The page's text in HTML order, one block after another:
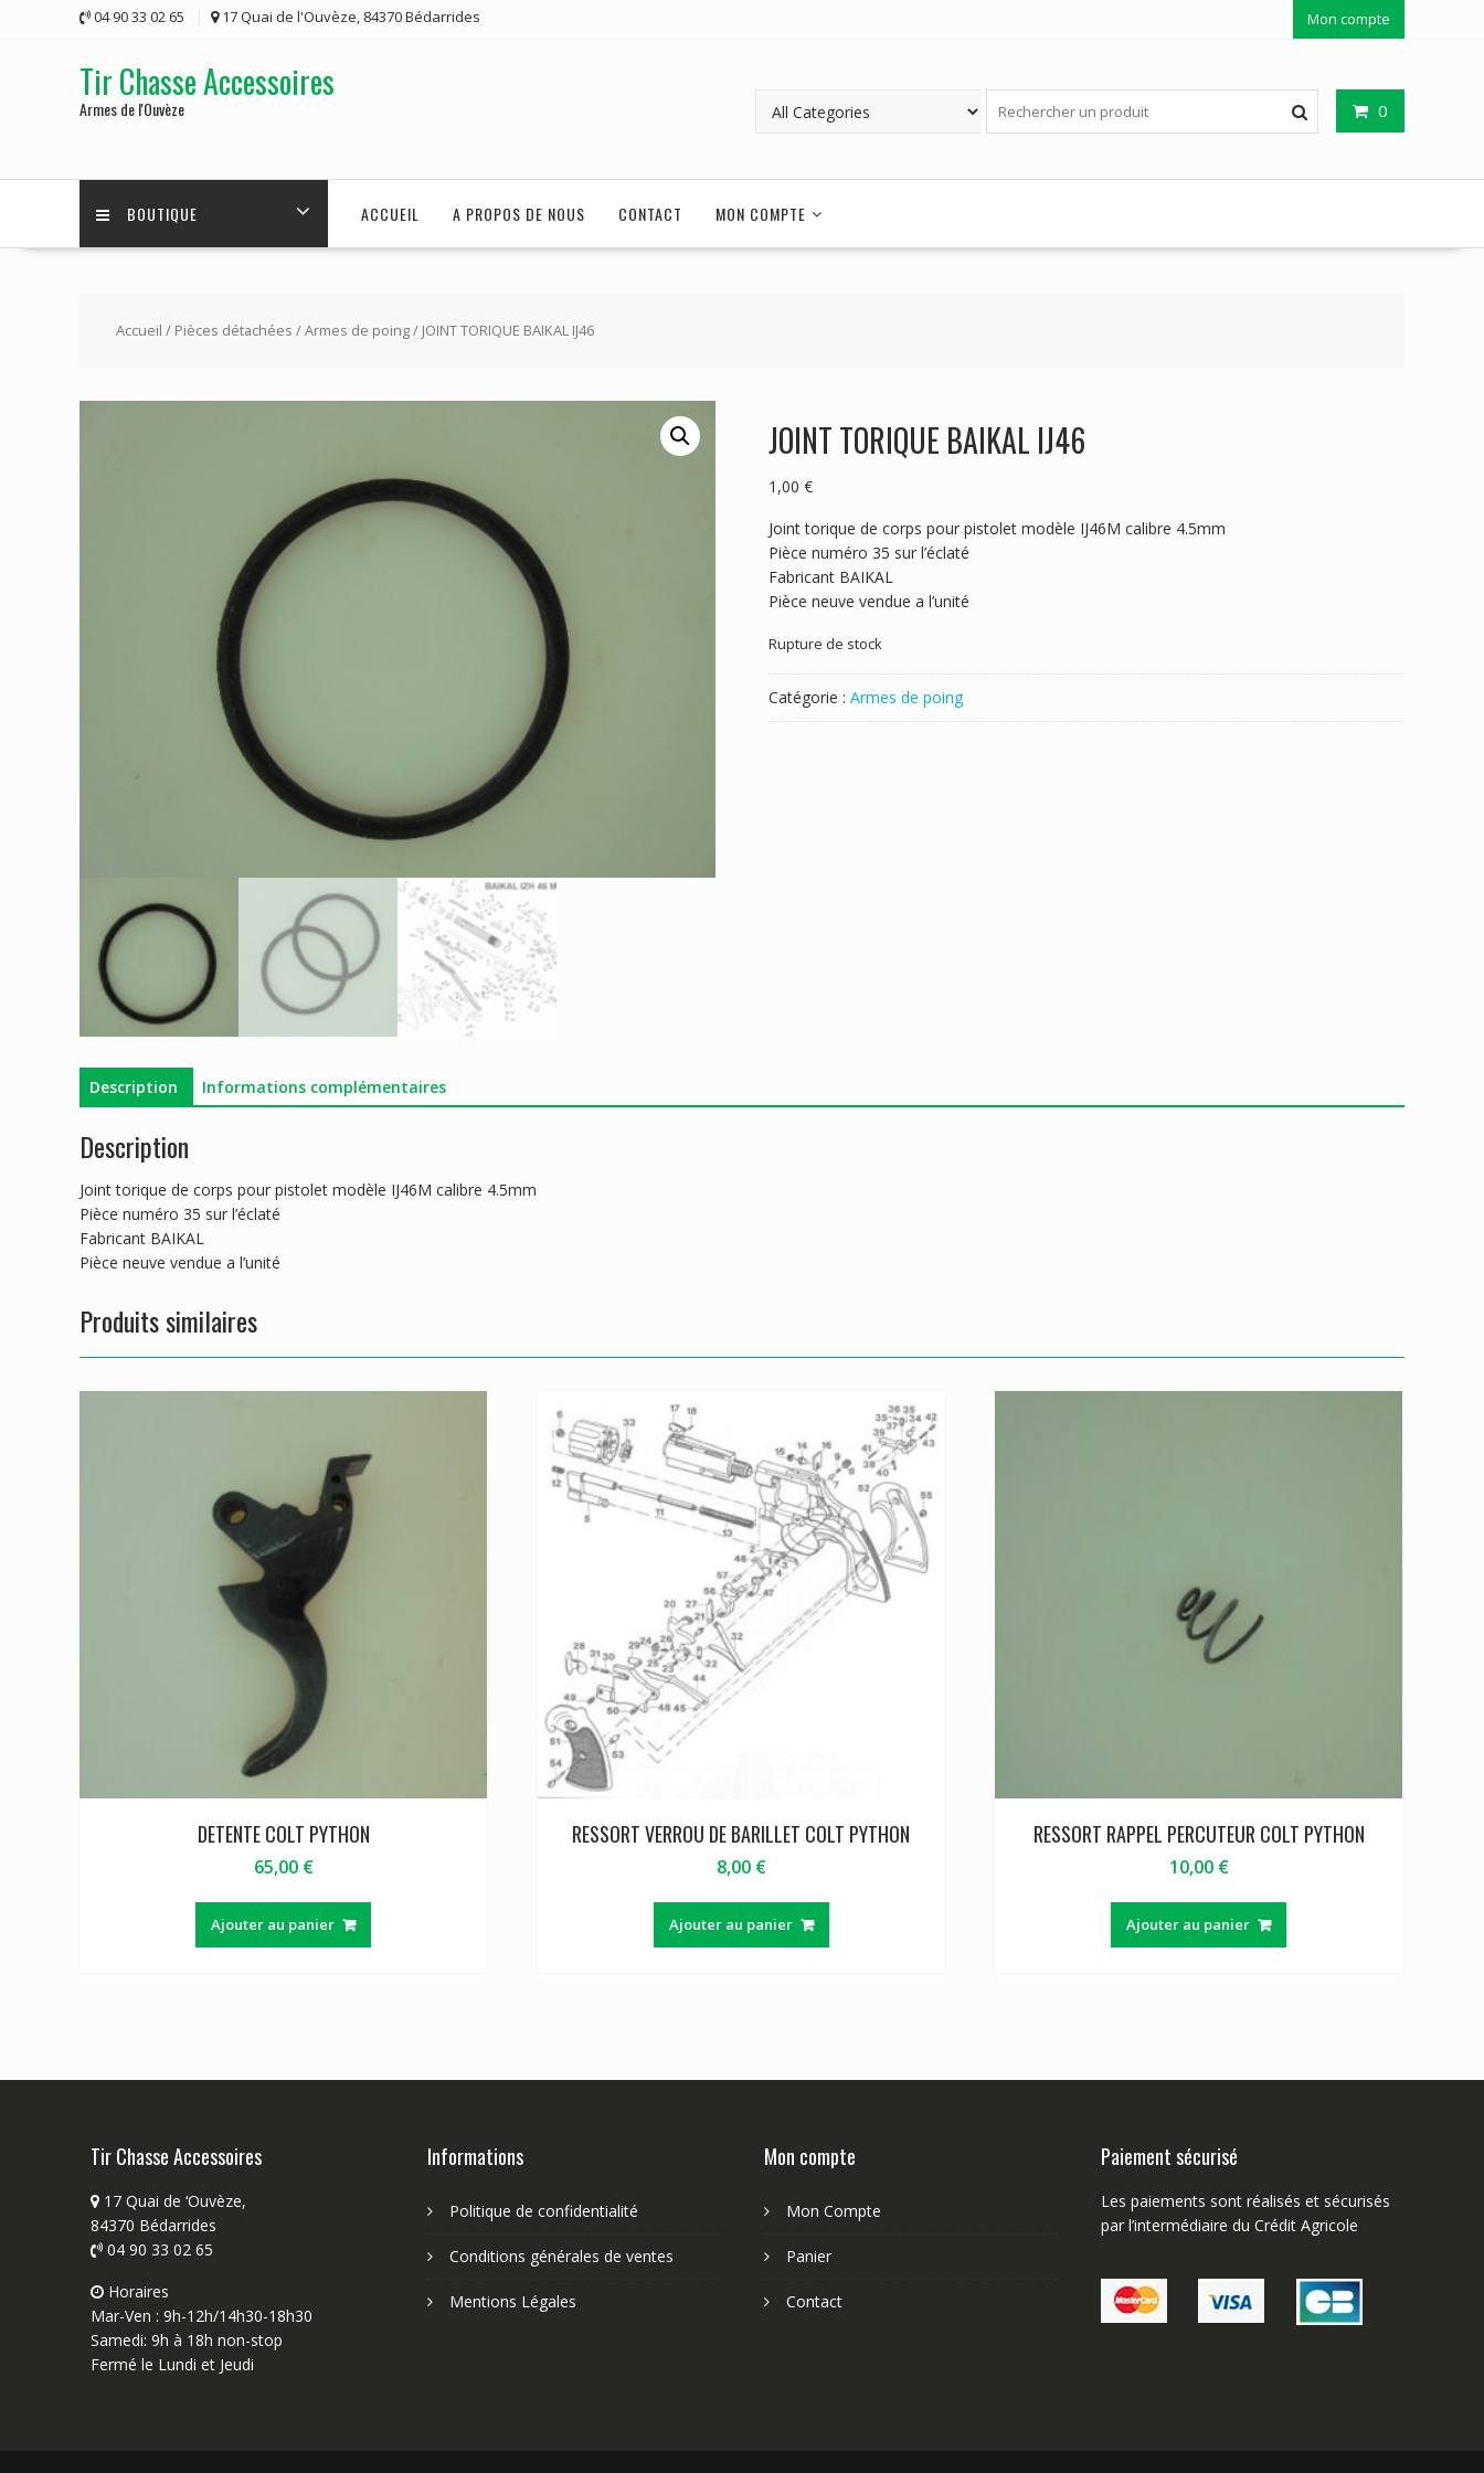
04 90 33 02 65 17 Quai de l'Ouvèze, 84370 Bédarrides Mon compte
Tir Chasse Accessoires
Armes de l'Ouvèze 0
BOUTIQUE ACCUEIL A PROPOS DE NOUS CONTACT MON COMPTE
Accueil / Pièces détachées /Armes de poing/ JOINT TORIQUE BAIKAL IJ46
JOINT TORIQUE BAIKAL IJ46
1,00 €
Joint torique de corps pour pistolet modèle IJ46M calibre 4.5mm
Pièce numéro 35 sur l’éclaté
Fabricant BAIKAL
Pièce neuve vendue a l’unité
Rupture de stock
Catégorie : Armes de poing
Description Informations complémentaires
Description
Joint torique de corps pour pistolet modèle IJ46M calibre 4.5mm
Pièce numéro 35 sur l’éclaté
Fabricant BAIKAL
Pièce neuve vendue a l’unité
Produits similaires
DETENTE COLT PYTHON
65,00 €
Ajouter au panier
RESSORT VERROU DE BARILLET COLT PYTHON
8,00 €
Ajouter au panier
RESSORT RAPPEL PERCUTEUR COLT PYTHON
10,00 €
Ajouter au panier
Tir Chasse Accessoires
17 Quai de ‘Ouvèze,
84370 Bédarrides
04 90 33 02 65
Horaires
Mar-Ven : 9h-12h/14h30-18h30
Samedi: 9h à 18h non-stop
Fermé le Lundi et Jeudi
Informations
Politique de confidentialité
Conditions générales de ventes
Mentions Légales
Mon compte
Mon Compte
Panier
Contact
Paiement sécurisé
Les paiements sont réalisés et sécurisés
par l’intermédiaire du Crédit Agricole